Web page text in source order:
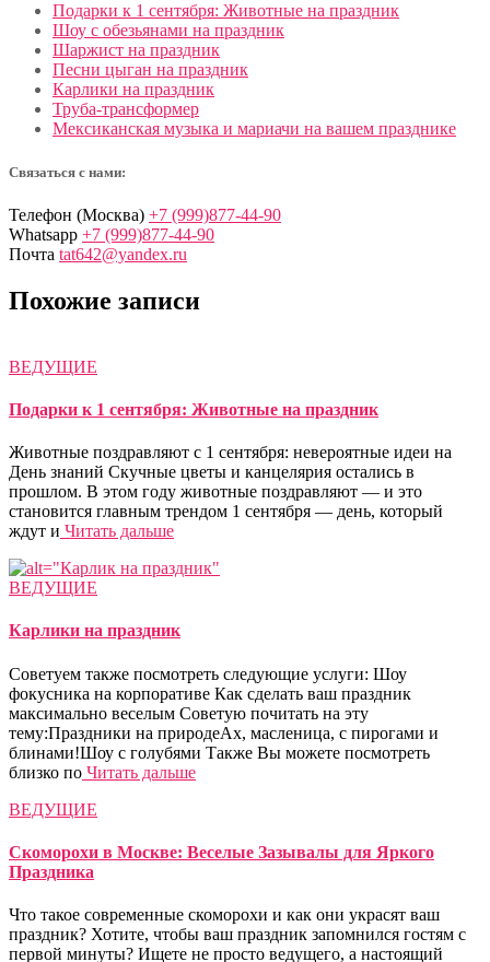
Подарки к 1 сентября: Животные на праздник
Шоу с обезьянами на праздник
Шаржист на праздник
Песни цыган на праздник
Карлики на праздник
Труба-трансформер
Мексиканская музыка и мариачи на вашем празднике
Связаться с нами:
Телефон (Москва) +7 (999)877-44-90
Whatsapp +7 (999)877-44-90
Почта tat642@yandex.ru
Похожие записи
ВЕДУЩИЕ
Подарки к 1 сентября: Животные на праздник
Животные поздравляют с 1 сентября: невероятные идеи на
День знаний Скучные цветы и канцелярия остались в
прошлом. В этом году животные поздравляют — и это
становится главным трендом 1 сентября — день, который
ждут и Читать дальше
ВЕДУЩИЕ
Карлики на праздник
Советуем также посмотреть следующие услуги: Шоу
фокусника на корпоративе Как сделать ваш праздник
максимально веселым Советую почитать на эту
тему:Праздники на природеАх, масленица, с пирогами и
блинами!Шоу с голубями Также Вы можете посмотреть
близко по Читать дальше
ВЕДУЩИЕ
Скоморохи в Москве: Веселые Зазывалы для Яркого
Праздника
Что такое современные скоморохи и как они украсят ваш
праздник? Хотите, чтобы ваш праздник запомнился гостям с
первой минуты? Ищете не просто ведущего, а настоящий